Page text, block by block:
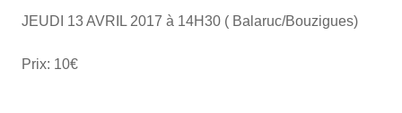
JEUDI 13 AVRIL 2017 à 14H30 ( Balaruc/Bouzigues)
Prix: 10€